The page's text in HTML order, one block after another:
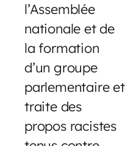
l’Assemblée
nationale et de
la formation
d’un groupe
parlementaire et
traite des
propos racistes